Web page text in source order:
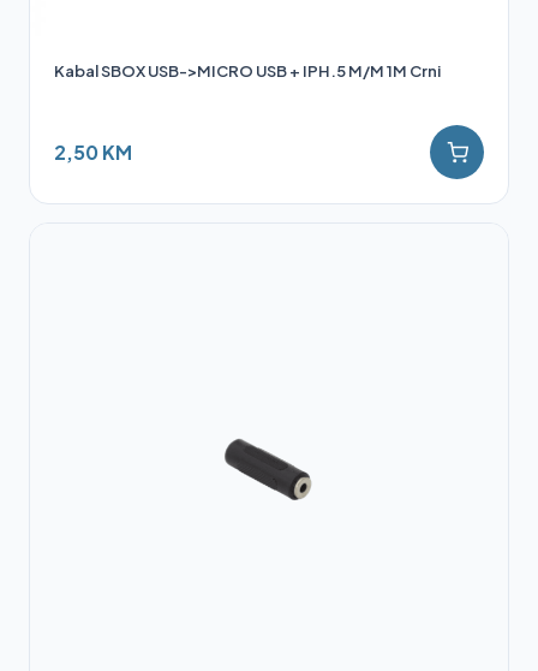
Kabal SBOX USB->MICRO USB + IPH.5 M/M 1M Crni
2,50 KM